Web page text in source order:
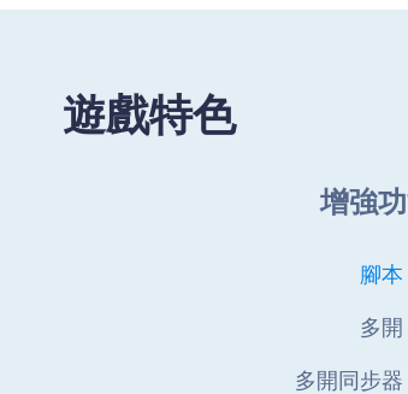
遊戲特色
增強
腳本
多開
多開同步器